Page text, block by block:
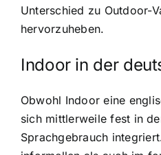
Unterschied zu Outdoor-
hervorzuheben.
Indoor in der
Obwohl Indoor eine
sich mittlerweile fest in
Sprachgebrauch